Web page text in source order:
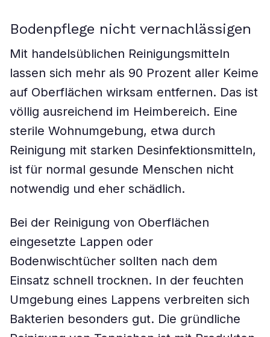
Bodenpflege nicht vernachlässigen
Mit handelsüblichen Reinigungsmitteln
lassen sich mehr als 90 Prozent aller Keime
auf Oberflächen wirksam entfernen. Das ist
völlig ausreichend im Heimbereich. Eine
sterile Wohnumgebung, etwa durch
Reinigung mit starken Desinfektionsmitteln,
ist für normal gesunde Menschen nicht
notwendig und eher schädlich.
Bei der Reinigung von Oberflächen
eingesetzte Lappen oder
Bodenwischtücher sollten nach dem
Einsatz schnell trocknen. In der feuchten
Umgebung eines Lappens verbreiten sich
Bakterien besonders gut. Die gründliche